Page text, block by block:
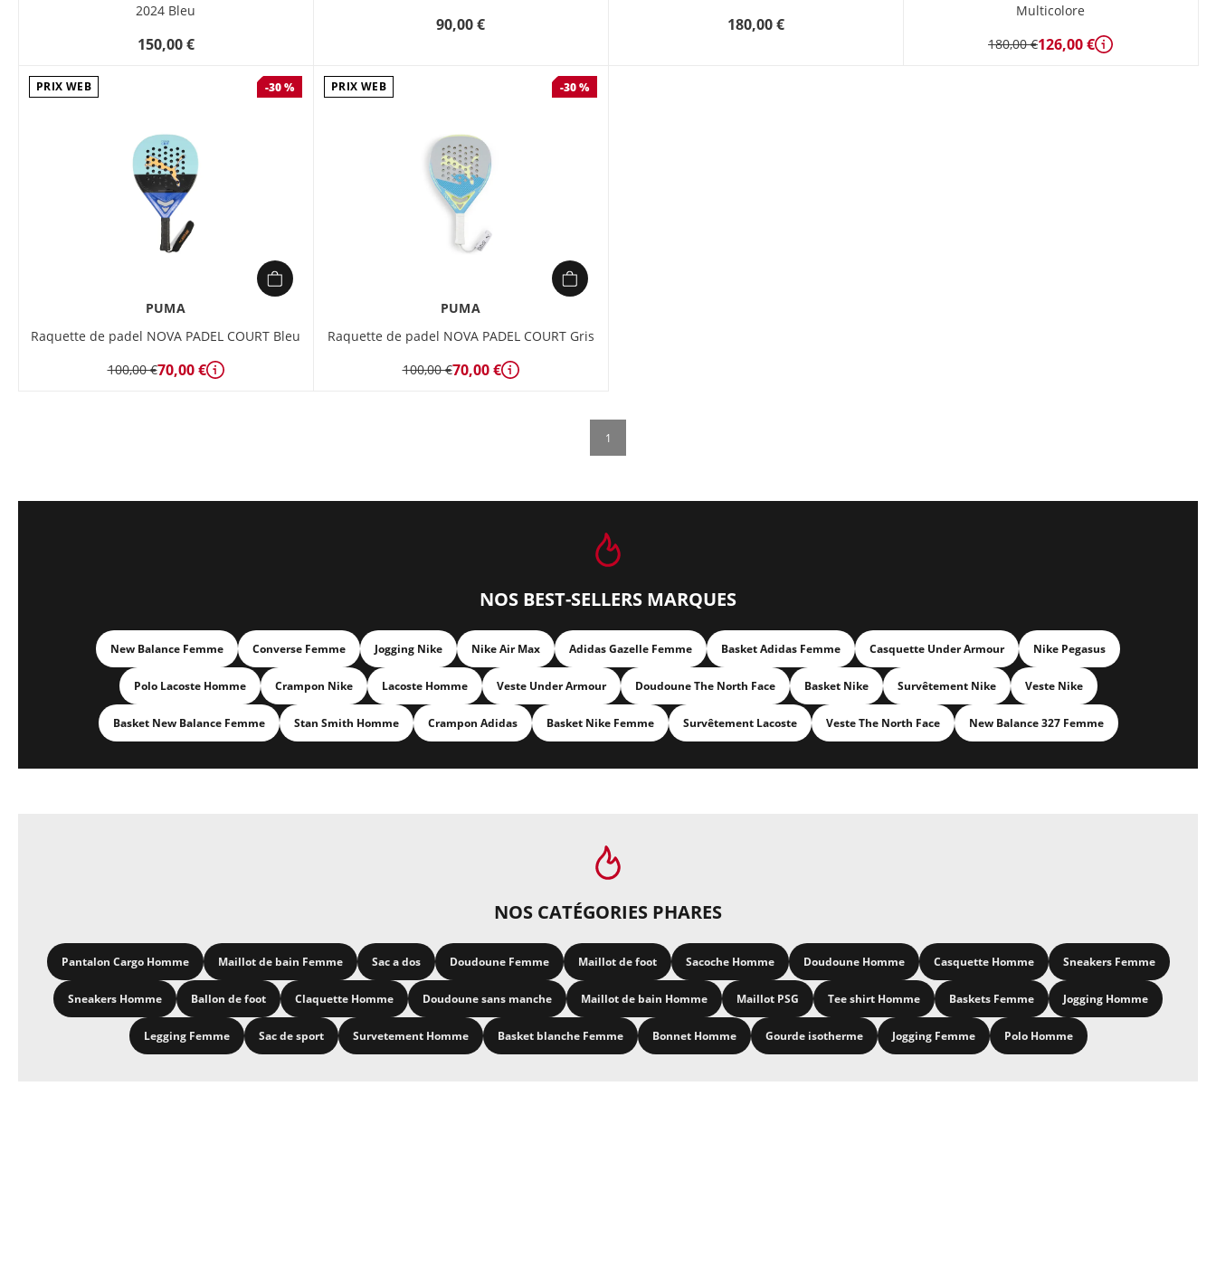
2024 Bleu
150,00 €
90,00 € 180,00 €
Multicolore
180,00 €126,00 € Détails
PRIX WEB -30 %
PUMA
Raquette de padel NOVA PADEL COURT Bleu
100,00 €70,00 € Détails
PRIX WEB -30 %
PUMA
Raquette de padel NOVA PADEL COURT Gris
100,00 €70,00 € Détails
1
NOS BEST-SELLERS MARQUES
New Balance Femme Converse Femme Jogging Nike Nike Air Max Adidas Gazelle Femme Basket Adidas Femme Casquette Under Armour Nike Pegasus
Polo Lacoste Homme Crampon Nike Lacoste Homme Veste Under Armour Doudoune The North Face Basket Nike Survêtement Nike Veste Nike
Basket New Balance Femme Stan Smith Homme Crampon Adidas Basket Nike Femme Survêtement Lacoste Veste The North Face New Balance 327 Femme
NOS CATÉGORIES PHARES
Pantalon Cargo Homme Maillot de bain Femme Sac a dos Doudoune Femme Maillot de foot Sacoche Homme Doudoune Homme Casquette Homme Sneakers Femme
Sneakers Homme Ballon de foot Claquette Homme Doudoune sans manche Maillot de bain Homme Maillot PSG Tee shirt Homme Baskets Femme Jogging Homme
Legging Femme Sac de sport Survetement Homme Basket blanche Femme Bonnet Homme Gourde isotherme Jogging Femme Polo Homme